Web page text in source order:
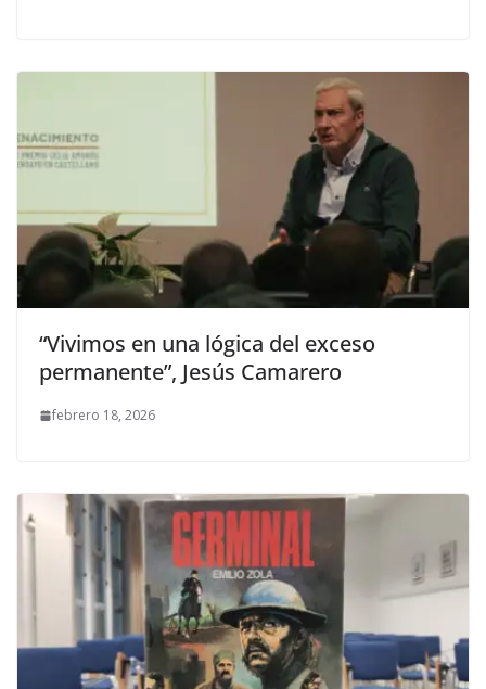
“Vivimos en una lógica del exceso
permanente”, Jesús Camarero
febrero 18, 2026